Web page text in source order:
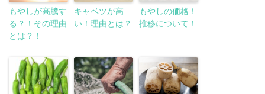
もやしが高騰す
る？！その理由
とは？！
キャベツが高
い！理由とは？
もやしの価格！
推移について！